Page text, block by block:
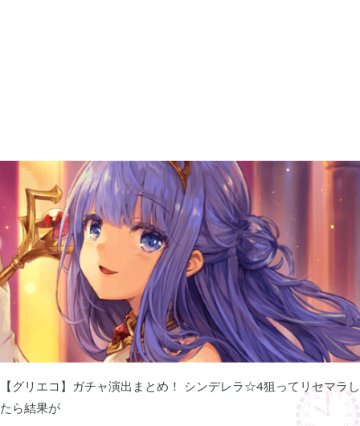
【グリエコ】ガチャ演出まとめ！ シンデレラ☆4狙ってリセマラし
たら結果が
買切ゲームアプリ 44
マイクラ統合版
 マイクラPE 1
 モンスターファーム 2
 無料スマホアプリ